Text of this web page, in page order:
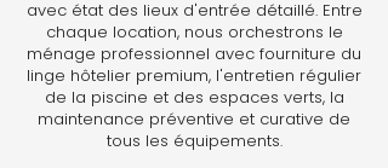
avec état des lieux d'entrée détaillé. Entre
chaque location, nous orchestrons le
ménage professionnel avec fourniture du
linge hôtelier premium, l'entretien régulier
de la piscine et des espaces verts, la
maintenance préventive et curative de
tous les équipements.